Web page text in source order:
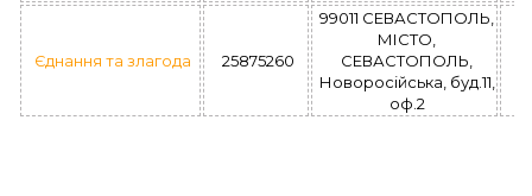
Єднання та злагода 25875260
99011 СЕВАСТОПОЛЬ,
МІСТО,
СЕВАСТОПОЛЬ,
Новоросійська, буд.11,
оф.2